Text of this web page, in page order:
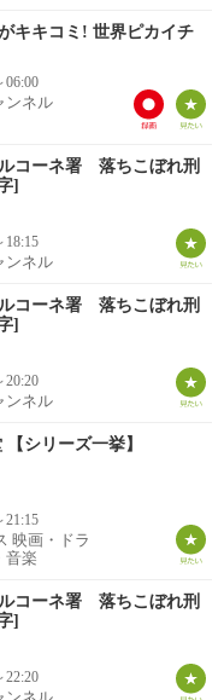
キキコミ! 世界ピカイチ
06:00
ンネル
コーネ署 落ちこぼれ刑
]
18:15
ンネル
コーネ署 落ちこぼれ刑
]
20:20
ンネル
シリーズ一挙】
21:15
映画・ドラ
音楽
コーネ署 落ちこぼれ刑
]
22:20